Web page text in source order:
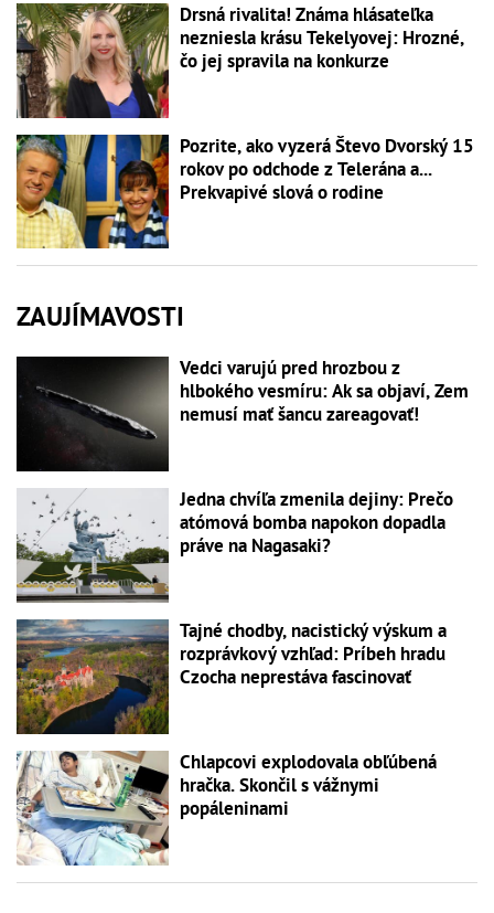
Drsná rivalita! Známa hlásateľka
nezniesla krásu Tekelyovej: Hrozné,
čo jej spravila na konkurze
Pozrite, ako vyzerá Števo Dvorský 15
rokov po odchode z Telerána a...
Prekvapivé slová o rodine
ZAUJÍMAVOSTI
Vedci varujú pred hrozbou z
hlbokého vesmíru: Ak sa objaví, Zem
nemusí mať šancu zareagovať!
Jedna chvíľa zmenila dejiny: Prečo
atómová bomba napokon dopadla
práve na Nagasaki?
Tajné chodby, nacistický výskum a
rozprávkový vzhľad: Príbeh hradu
Czocha neprestáva fascinovať
Chlapcovi explodovala obľúbená
hračka. Skončil s vážnymi
popáleninami